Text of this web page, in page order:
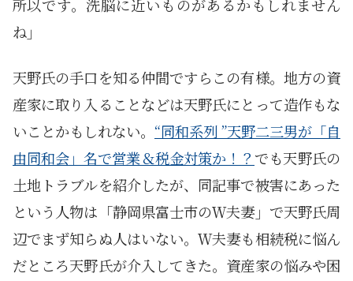
所以です。洗脳に近いものがあるかもしれません
ね」
天野氏の手口を知る仲間ですらこの有様。地方の資
産家に取り入ることなどは天野氏にとって造作もな
いことかもしれない。 “同和系列 ”天野二三男が「自
由同和会」名で営業＆税金対策か！？ でも天野氏の
土地トラブルを紹介したが、同記事で被害にあった
という人物は「静岡県富士市のＷ夫妻」で天野氏周
辺でまず知らぬ人はいない。Ｗ夫妻も相続税に悩ん
だところ天野氏が介入してきた。資産家の悩みや困